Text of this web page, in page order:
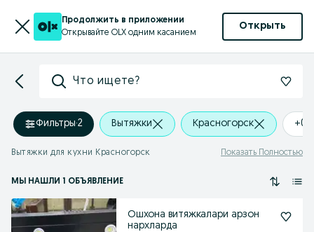
Продолжить в приложении
Открывайте OLX одним касанием
Открыть
Что ищете?
Фильтры·2 Вытяжки Красногорск +0
Вытяжки для кухни Красногорск Показать Полностью
МЫ НАШЛИ 1 ОБЪЯВЛЕНИЕ
Ошхона витяжкалари арзон
нархларда